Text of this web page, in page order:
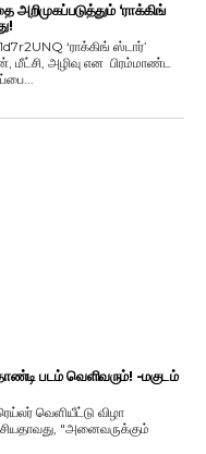
‘ராக்கிங்
‘ராக்கிங் ஸ்டார்’
மீட்சி, அழிவு என பிரம்மாண்ட
படம் வெளிவரும்! -மகுடம்
வெளியீட்டு விழா